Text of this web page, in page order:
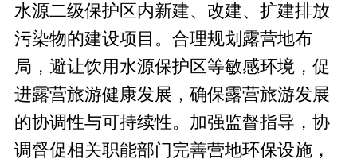
水源二级保护区内新建、改建、扩建排放
污染物的建设项目。合理规划露营地布
局，避让饮用水源保护区等敏感环境，促
进露营旅游健康发展，确保露营旅游发展
的协调性与可持续性。加强监督指导，协
调督促相关职能部门完善营地环保设施，